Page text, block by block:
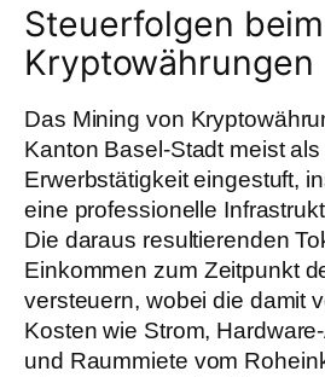
Steuerfolgen
Kryptowährungen
Das Mining von
Kanton Basel-Stadt meist
Erwerbstätigkeit eingestuft,
eine professionelle
Die daraus resultierenden
Einkommen zum Zeitpunkt
versteuern, wobei die damit
Kosten wie Strom,
und Raummiete vom